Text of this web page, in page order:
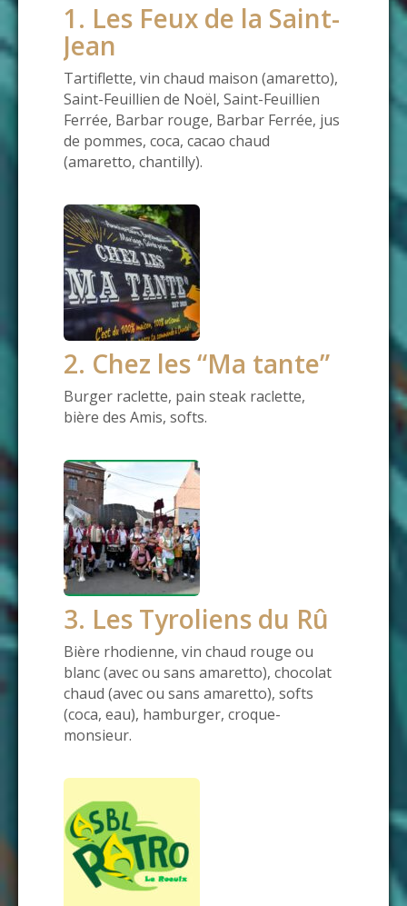
1. Les Feux de la Saint-
Jean
Tartiflette, vin chaud maison (amaretto),
Saint-Feuillien de Noël, Saint-Feuillien
Ferrée, Barbar rouge, Barbar Ferrée, jus
de pommes, coca, cacao chaud
(amaretto, chantilly).
2. Chez les “Ma tante”
Burger raclette, pain steak raclette,
bière des Amis, softs.
3. Les Tyroliens du Rû
Bière rhodienne, vin chaud rouge ou
blanc (avec ou sans amaretto), chocolat
chaud (avec ou sans amaretto), softs
(coca, eau), hamburger, croque-
monsieur.